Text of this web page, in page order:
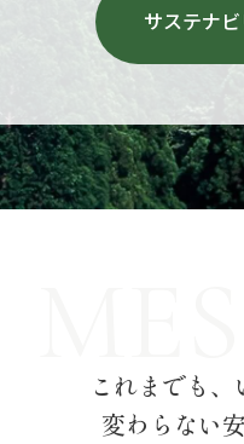
サステナビ
これまでも
変わらない